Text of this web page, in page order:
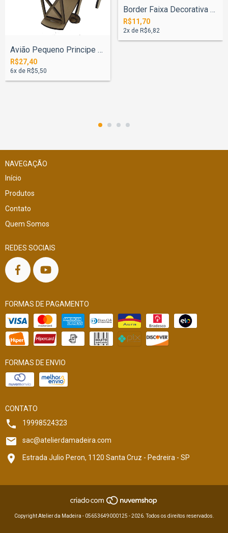
Avião Pequeno Principe 30cm
R$27,40
6x de R$5,50
Border Faixa Decorativa Barrado 100cm
R$11,70
2x de R$6,82
NAVEGAÇÃO
Início
Produtos
Contato
Quem Somos
REDES SOCIAIS
FORMAS DE PAGAMENTO
FORMAS DE ENVIO
CONTATO
19998524323
sac@atelierdamadeira.com
Estrada Julio Peron, 1120 Santa Cruz - Pedreira - SP
Copyright Atelier da Madeira - 05653649000125 - 2026. Todos os direitos reservados.